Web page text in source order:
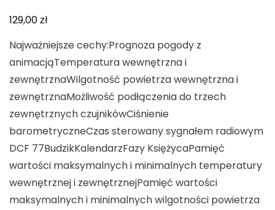
129,00zł
Najważniejsze cechy:Prognoza pogody z
animacjąTemperatura wewnętrzna i
zewnętrznaWilgotność powietrza wewnętrzna i
zewnętrznaMożliwość podłączenia do trzech
zewnętrznych czujnikówCiśnienie
barometryczneCzas sterowany sygnałem radiowym
DCF 77BudzikKalendarzFazy KsiężycaPamięć
wartości maksymalnych i minimalnych temperatury
wewnętrznej i zewnętrznejPamięć wartości
maksymalnych i minimalnych wilgotności powietrza